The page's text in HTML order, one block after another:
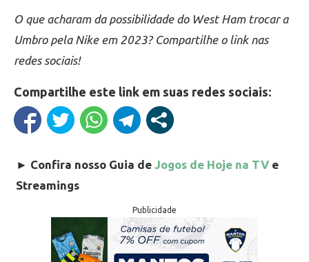
O que acharam da possibilidade do West Ham trocar a
Umbro pela Nike em 2023? Compartilhe o link nas
redes sociais!
Compartilhe este link em suas redes sociais:
► Confira nosso Guia de Jogos de Hoje na TV e
Streamings
Publicidade